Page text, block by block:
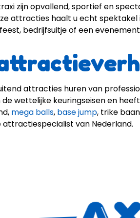
zijn opvallend, sportief en
attracties haalt u echt spektakel
bedrijfsuitje of een
attracties huren van
wettelijke keuringseisen en
mega balls, base jump, trike
van Nederland.